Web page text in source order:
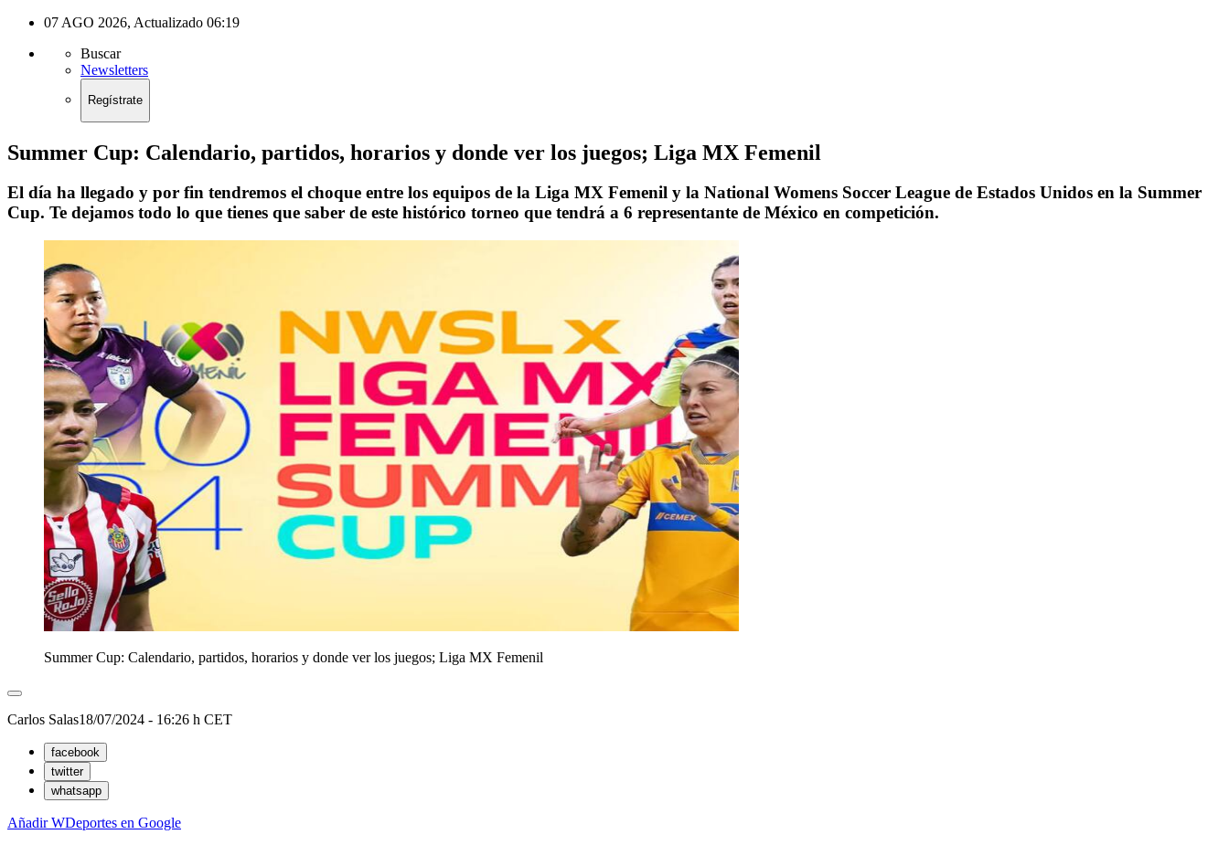
07 AGO 2026, Actualizado 06:19
Buscar
Newsletters
Regístrate
Summer Cup: Calendario, partidos, horarios y donde ver los juegos; Liga MX Femenil
El día ha llegado y por fin tendremos el choque entre los equipos de la Liga MX Femenil y la National Womens Soccer League de Estados Unidos en la Summer
Cup. Te dejamos todo lo que tienes que saber de este histórico torneo que tendrá a 6 representante de México en competición.
Summer Cup: Calendario, partidos, horarios y donde ver los juegos; Liga MX Femenil
Carlos Salas18/07/2024 - 16:26 h CET
facebook
twitter
whatsapp
Añadir WDeportes en Google